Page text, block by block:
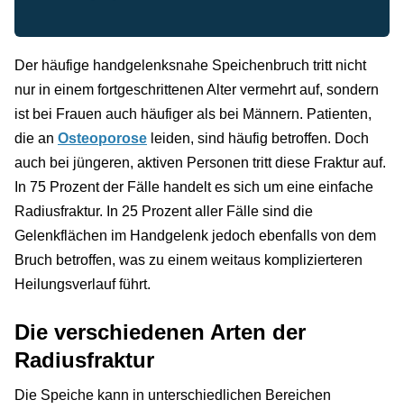
Der häufige handgelenksnahe Speichenbruch tritt nicht
nur in einem fortgeschrittenen Alter vermehrt auf, sondern
ist bei Frauen auch häufiger als bei Männern. Patienten,
die an Osteoporose leiden, sind häufig betroffen. Doch
auch bei jüngeren, aktiven Personen tritt diese Fraktur auf.
In 75 Prozent der Fälle handelt es sich um eine einfache
Radiusfraktur. In 25 Prozent aller Fälle sind die
Gelenkflächen im Handgelenk jedoch ebenfalls von dem
Bruch betroffen, was zu einem weitaus komplizierteren
Heilungsverlauf führt.
Die verschiedenen Arten der
Radiusfraktur
Die Speiche kann in unterschiedlichen Bereichen